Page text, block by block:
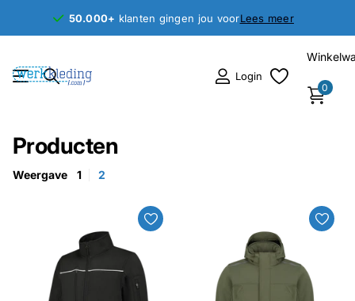
50.000+ klanten gingen jou voorLees meer
50.000+
Login
0
Producten
Weergave 1 2